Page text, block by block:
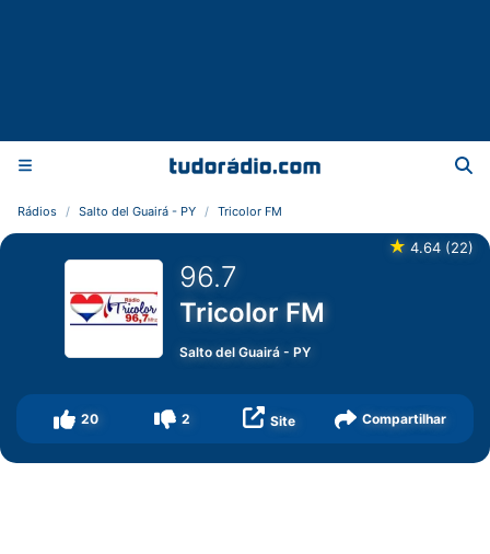
Rádios Salto del Guairá - PY Tricolor FM
★ 4.64 (22)
96.7
Tricolor FM
Salto del Guairá -PY
20 2 Site Compartilhar